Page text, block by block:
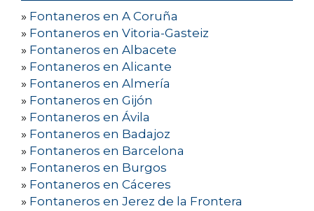
» Fontaneros en A Coruña
» Fontaneros en Vitoria-Gasteiz
» Fontaneros en Albacete
» Fontaneros en Alicante
» Fontaneros en Almería
» Fontaneros en Gijón
» Fontaneros en Ávila
» Fontaneros en Badajoz
» Fontaneros en Barcelona
» Fontaneros en Burgos
» Fontaneros en Cáceres
» Fontaneros en Jerez de la Frontera